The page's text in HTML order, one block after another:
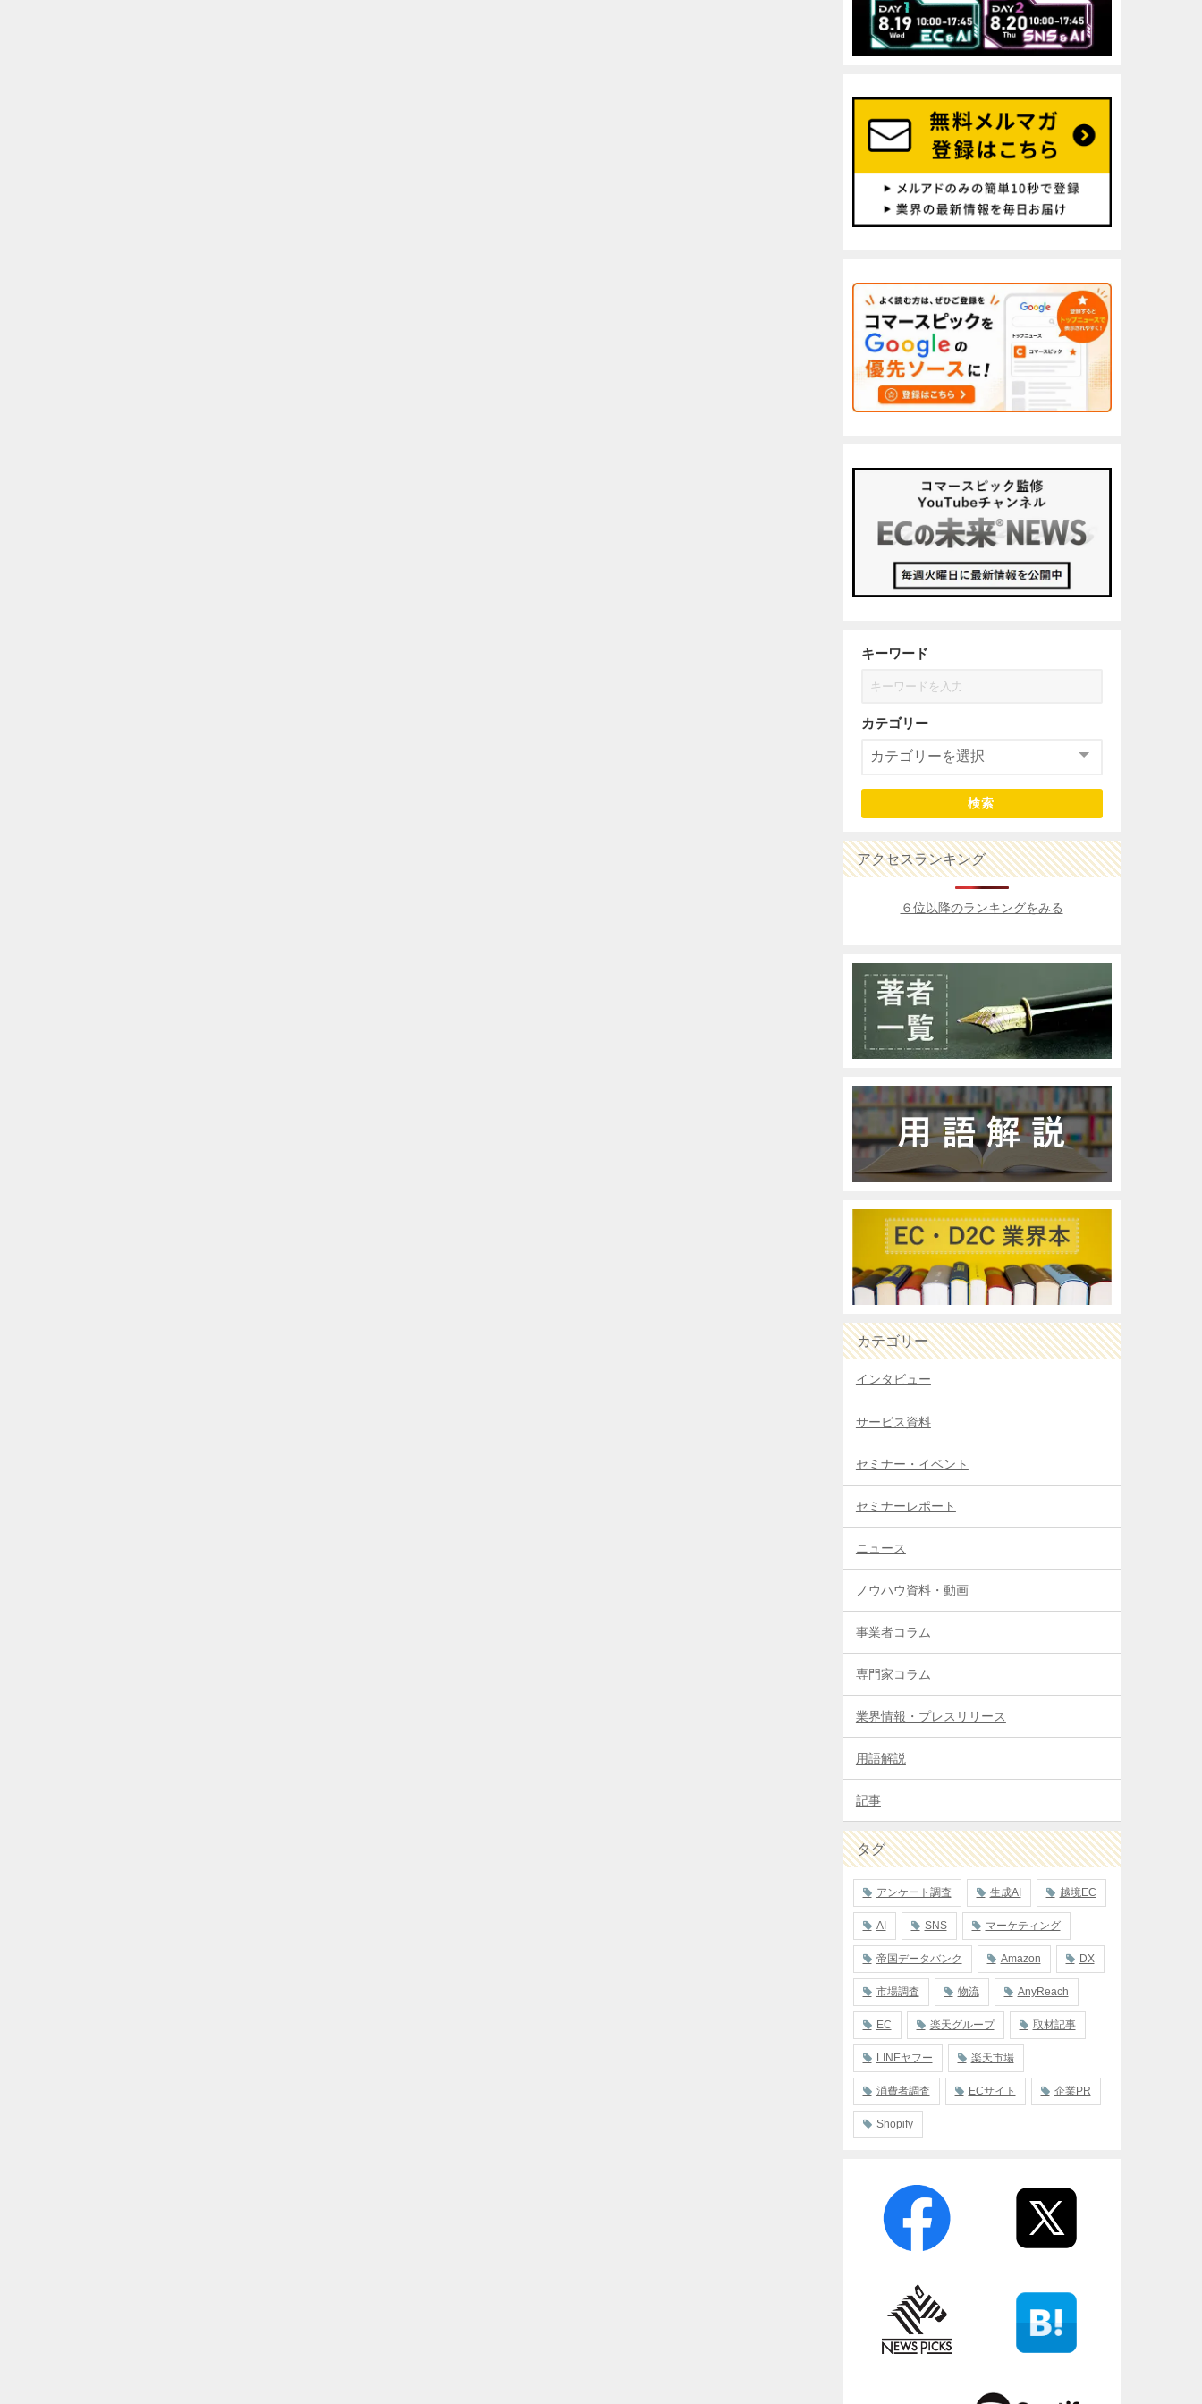
キーワード
カテゴリー
検索
アクセスランキング
６位以降のランキングをみる
カテゴリー
インタビュー
サービス資料
セミナー・イベント
セミナーレポート
ニュース
ノウハウ資料・動画
事業者コラム
専門家コラム
業界情報・プレスリリース
用語解説
記事
タグ
アンケート調査 生成AI 越境EC
AI SNS マーケティング
帝国データバンク Amazon DX
市場調査 物流 AnyReach
EC 楽天グループ 取材記事
LINEヤフー 楽天市場
消費者調査 ECサイト 企業PR
Shopify